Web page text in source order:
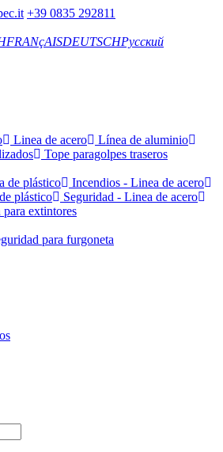
+39 0835 292811
FRANçAISDEUTSCHРусский
Linea de acero
Línea de aluminio
Tope paragolpes traseros
de plástico
Incendios - Linea de acero
plástico
Seguridad - Linea de acero
para extintores
para furgoneta